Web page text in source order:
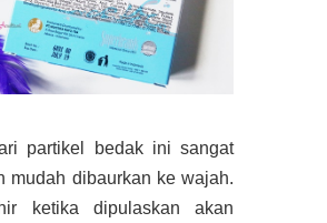
partikel bedak ini sangat
mudah dibaurkan ke wajah.
ketika dipulaskan akan